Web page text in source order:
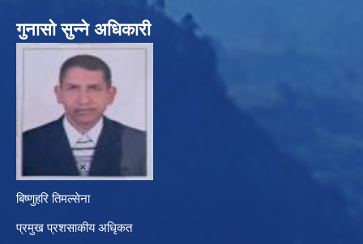
गुनासो सुन्ने अधिकारी
बिष्णुहरि तिमल्सेना
प्रमुख प्रशसाकीय अधिृकत